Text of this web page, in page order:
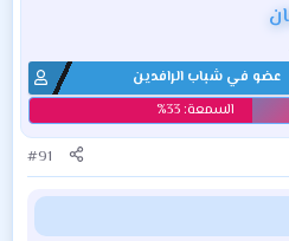
عضو في شباب الرافدين
#91